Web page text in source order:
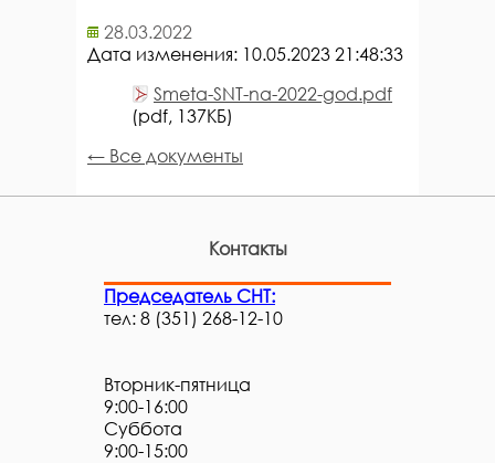
28.03.2022
Дата изменения: 10.05.2023 21:48:33
Smeta-SNT-na-2022-god.pdf
(pdf, 137КБ)
← Все документы
Контакты
Председатель СНТ:
тел: 8 (351) 268-12-10
Вторник-пятница
9:00-16:00
Суббота
9:00-15:00